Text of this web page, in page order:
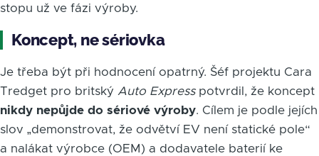
stopu už ve fázi výroby.
Koncept, ne sériovka
Je třeba být při hodnocení opatrný. Šéf projektu Cara
Tredget pro britský Auto Expresspotvrdil, že koncept
nikdy nepůjde do sériové výroby. Cílem je podle jejích
slov „demonstrovat, že odvětví EV není statické pole“
a nalákat výrobce (OEM) a dodavatele baterií ke